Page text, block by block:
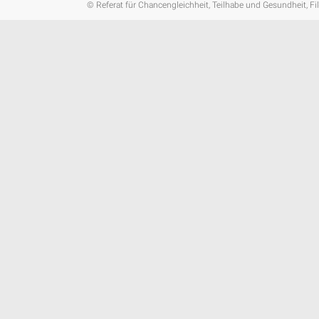
© Referat für Chancengleichheit, Teilhabe und Gesundheit,